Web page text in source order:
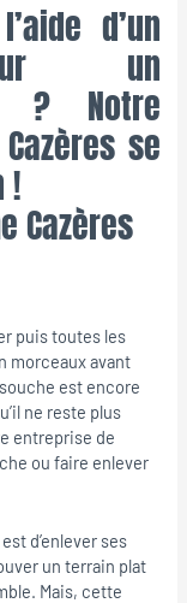
d’un
un
? Notre
se
!
Cazères
puis toutes les
morceaux avant
est encore
ne reste plus
entreprise de
ou faire enlever
d’enlever ses
un terrain plat
Mais, cette